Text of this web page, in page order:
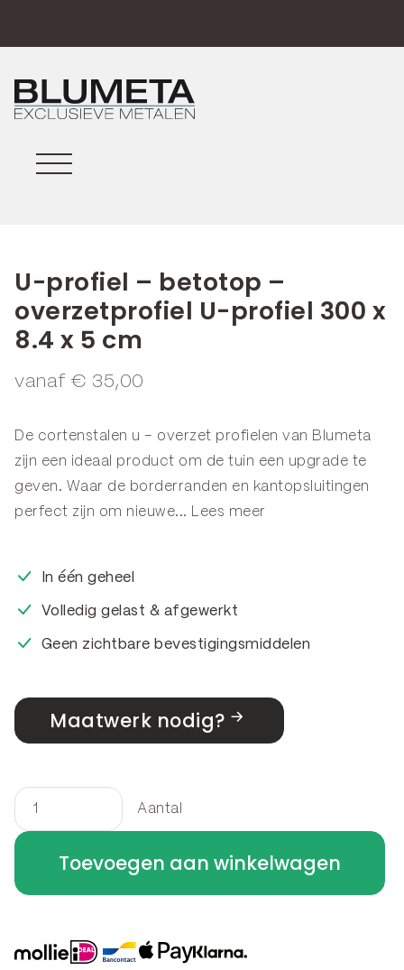
U-profiel – betotop –
overzetprofiel U-profiel 300 x
8.4 x 5 cm
vanaf € 35,00
De cortenstalen u – overzet profielen van Blumeta
zijn een ideaal product om de tuin een upgrade te
geven. Waar de borderranden en kantopsluitingen
perfect zijn om nieuwe... Lees meer
In één geheel
Volledig gelast & afgewerkt
Geen zichtbare bevestigingsmiddelen
Maatwerk nodig?
U-
profiel
betotop
overzetprofiel
Aantal
Toevoegen aan winkelwagen